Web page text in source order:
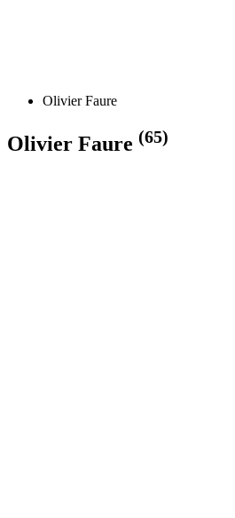
Olivier Faure
Olivier Faure (65)